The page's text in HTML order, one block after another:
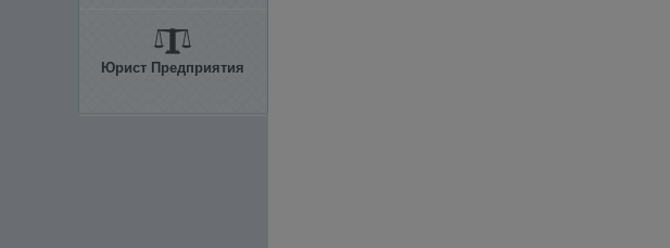
Юрист Предприятия